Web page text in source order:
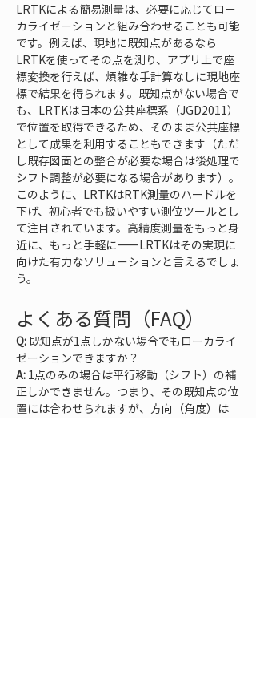
LRTKによる簡易測量は、必要に応じてロー
カライゼーションと組み合わせることも可能
です。例えば、現地に既知点があるなら
LRTKを使ってその点を測り、アプリ上で座
標変換を行えば、煩雑な手計算なしに現地座
標で結果を得られます。既知点がない場合で
も、LRTKは日本の公共座標系（JGD2011）
で位置を取得できるため、そのまま公共座標
として成果を利用することもできます（ただ
し既存図面との整合が必要な場合は後処理で
シフト調整が必要になる場合があります）。
このように、LRTKはRTK測量のハードルを
下げ、初心者でも扱いやすい測位ツールとし
て注目されています。高精度測量をもっと身
近に、もっと手軽に――LRTKはその実現に
向けた有力なソリューションと言えるでしょ
う。
よくある質問（FAQ）
Q: 既知点が1点しかない場合でもローカライ
A: 1点のみの場合は平行移動（シフト）の補
正しかできません。つまり、その既知点の位
置には合わせられますが、方向（角度）は